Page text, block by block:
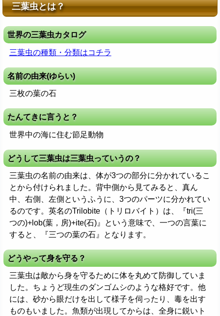
三葉虫とは？
世界の三葉虫カタログ
三葉虫の種類・分類はコチラ
名前の由来(ゆらい)
三枚の葉の石
たんてきに言うと？
世界中の海に住む節足動物
どうして三葉虫は三葉虫っていうの？
三葉虫の名前の由来は、体が3つの部分に分かれているこ
とから付けられました。背中側から見てみると、真ん
中、右側、左側というふうに、3つのパーツに分かれてい
るのです。英名のTrilobite（トリロバイト）は、『tri(三
つの)+lob(葉，房)+ite(石)』という意味で、一つの言葉に
すると、『三つの葉の石』となります。
どうやって身を守る？
三葉虫は敵から身を守るために体を丸めて防御していま
した。ちょうど現生のダンゴムシのような格好です。他
には、砂から眼だけを出して様子を伺ったり、毒を出す
ものもいました。魚類が出現してからは、全身に鋭いト